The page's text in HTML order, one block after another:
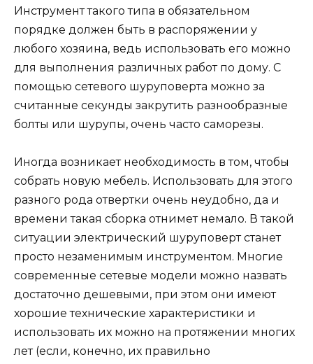
Инструмент такого типа в обязательном
порядке должен быть в распоряжении у
любого хозяина, ведь использовать его можно
для выполнения различных работ по дому. С
помощью сетевого шуруповерта можно за
считанные секунды закрутить разнообразные
болты или шурупы, очень часто саморезы.
Иногда возникает необходимость в том, чтобы
собрать новую мебель. Использовать для этого
разного рода отвертки очень неудобно, да и
времени такая сборка отнимет немало. В такой
ситуации электрический шуруповерт станет
просто незаменимым инструментом. Многие
современные сетевые модели можно назвать
достаточно дешевыми, при этом они имеют
хорошие технические характеристики и
использовать их можно на протяжении многих
лет (если, конечно, их правильно